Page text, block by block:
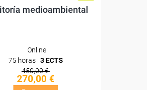
medioambiental
Online
75 horas | 3 ECTS
450,00 €
270,00 €